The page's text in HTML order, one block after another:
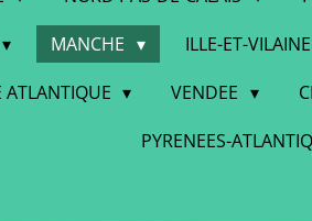
MANCHE ILLE-ET-VILAINE
ATLANTIQUE
VENDEE
PYRENEES-